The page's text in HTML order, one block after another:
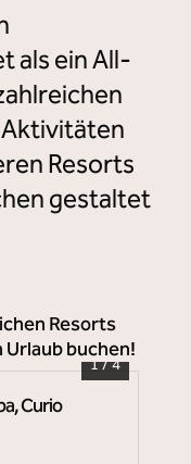
als ein All-
Resorts
gestaltet
Resorts
buchen!
Curio
1/4